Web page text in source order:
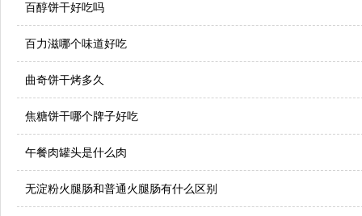
百醇饼干好吃吗
百力滋哪个味道好吃
曲奇饼干烤多久
焦糖饼干哪个牌子好吃
午餐肉罐头是什么肉
无淀粉火腿肠和普通火腿肠有什么区别